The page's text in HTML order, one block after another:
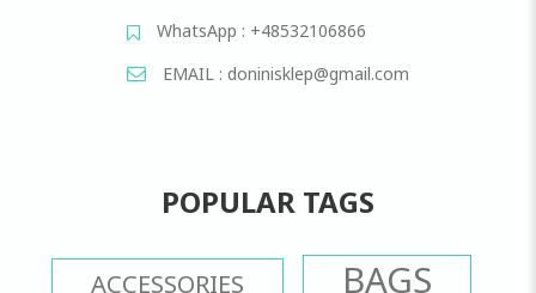
WhatsApp : +48532106866
EMAIL : doninisklep@gmail.com
POPULAR TAGS
ACCESSORIES BAGS